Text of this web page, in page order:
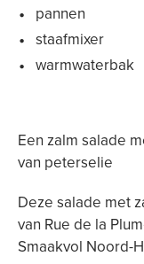
pannen
staafmixer
warmwaterbak
Een zalm salade
van peterselie
Deze salade met
van Rue de la
Smaakvol Noord-